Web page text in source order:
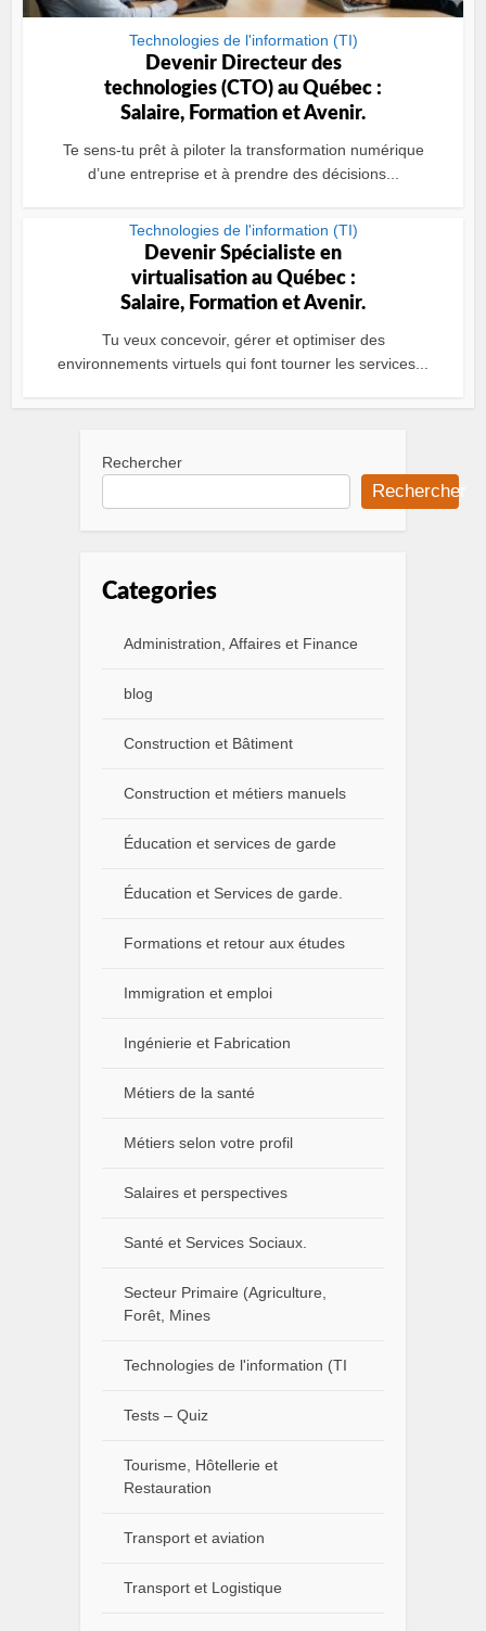
Technologies de l'information (TI)
Devenir Directeur des
technologies (CTO) au Québec :
Salaire, Formation et Avenir.
Te sens-tu prêt à piloter la transformation numérique
d’une entreprise et à prendre des décisions...
Technologies de l'information (TI)
Devenir Spécialiste en
virtualisation au Québec :
Salaire, Formation et Avenir.
Tu veux concevoir, gérer et optimiser des
environnements virtuels qui font tourner les services...
Rechercher
Rechercher
Categories
Administration, Affaires et Finance
blog
Construction et Bâtiment
Construction et métiers manuels
Éducation et services de garde
Éducation et Services de garde.
Formations et retour aux études
Immigration et emploi
Ingénierie et Fabrication
Métiers de la santé
Métiers selon votre profil
Salaires et perspectives
Santé et Services Sociaux.
Secteur Primaire (Agriculture,
Forêt, Mines
Technologies de l'information (TI
Tests – Quiz
Tourisme, Hôtellerie et
Restauration
Transport et aviation
Transport et Logistique